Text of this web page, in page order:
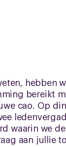
hebben
bereikt
cao. Op
waarin we
aan jullie